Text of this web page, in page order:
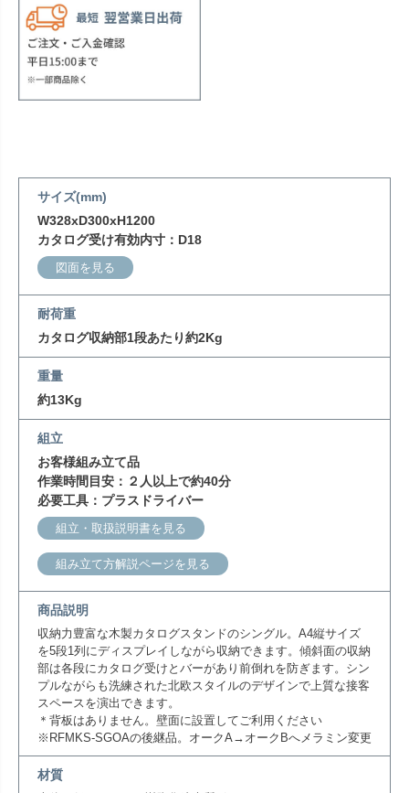
サイズ(mm)
W328xD300xH1200
カタログ受け有効内寸：D18
図面を見る
耐荷重
カタログ収納部1段あたり約2Kg
重量
約13Kg
組立
お客様組み立て品
作業時間目安：２人以上で約40分
必要工具：プラスドライバー
組立・取扱説明書を見る
組み立て方解説ページを見る
商品説明
収納力豊富な木製カタログスタンドのシングル。A4縦サイズ
を5段1列にディスプレイしながら収納できます。傾斜面の収納
部は各段にカタログ受けとバーがあり前倒れを防ぎます。シン
プルながらも洗練された北欧スタイルのデザインで上質な接客
スペースを演出できます。
＊背板はありません。壁面に設置してご利用ください
※RFMKS-SGOAの後継品。オークA→オークBへメラミン変更
材質